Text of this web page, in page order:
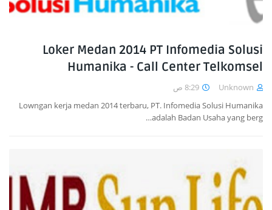
Loker Medan 2014 PT Infomedia Solusi
Humanika - Call Center Telkomsel
Unknown
8:29 ص
Lowngan kerja medan 2014 terbaru, PT. Infomedia Solusi Humanika
adalah Badan Usaha yang berg…